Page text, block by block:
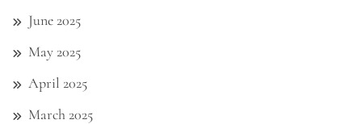
June 2025
May 2025
April 2025
March 2025